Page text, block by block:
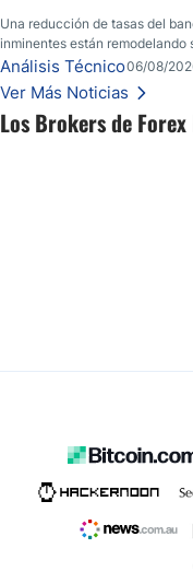
Los Brokers de
Una reducción de tasas del
inminentes están remodelando
Una reducción de tasas por
inminentes están remodelando
Esto es lo que los traders
Análisis Técnico06/08/
Ver Más Noticias